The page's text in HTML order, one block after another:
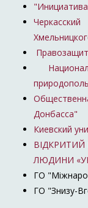
Донбасса"
Киевский
ЛЮДИНИ
ГО
ГО "Знизу-